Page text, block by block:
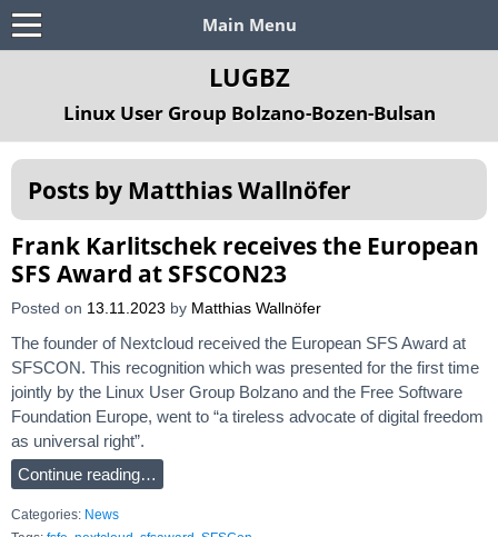
Main Menu
LUGBZ
Linux User Group Bolzano-Bozen-Bulsan
Posts by Matthias Wallnöfer
Frank Karlitschek receives the European
SFS Award at SFSCON23
Posted on 13.11.2023 by Matthias Wallnöfer
The founder of Nextcloud received the European SFS Award at
SFSCON. This recognition which was presented for the first time
jointly by the Linux User Group Bolzano and the Free Software
Foundation Europe, went to “a tireless advocate of digital freedom
as universal right”.
Continue reading…
Categories: News